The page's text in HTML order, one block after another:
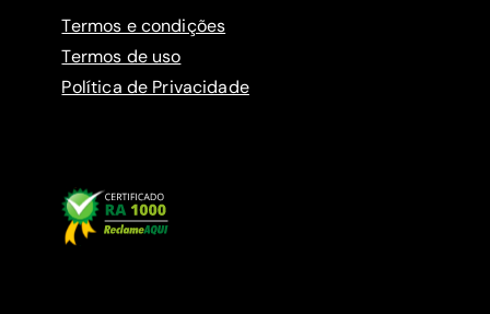
Termos e condições
Termos de uso
Política de Privacidade